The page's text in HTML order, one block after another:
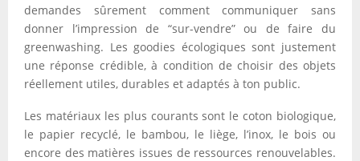
demandes sûrement comment communiquer sans
donner l’impression de “sur-vendre” ou de faire du
greenwashing. Les goodies écologiques sont justement
une réponse crédible, à condition de choisir des objets
réellement utiles, durables et adaptés à ton public.
Les matériaux les plus courants sont le coton biologique,
le papier recyclé, le bambou, le liège, l’inox, le bois ou
encore des matières issues de ressources renouvelables.